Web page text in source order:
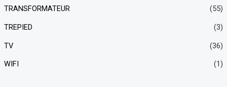
TRANSFORMATEUR (55)
TREPIED (3)
TV (36)
WIFI (1)